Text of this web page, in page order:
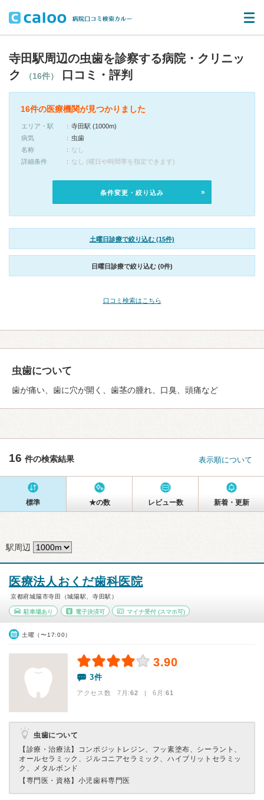
寺田駅周辺の虫歯を診察する病院・クリニッ
ク
（16件） 口コミ・評判
16件の医療機関が見つかりました
エリア・駅
寺田駅 (1000m)
病気
虫歯
名称
なし
詳細条件
なし (曜日や時間帯を指定できます)
条件変更・絞り込み
土曜日診療で絞り込む (15件)
日曜日診療で絞り込む (0件)
口コミ検索はこちら
虫歯について
歯が痛い、歯に穴が開く、歯茎の腫れ、口臭、頭痛など
16 件の検索結果 表示順について
標準 ★の数 レビュー数 新着・更新
駅周辺
医療法人おくだ歯科医院
京都府城陽市寺田（城陽駅、寺田駅）
駐車場あり 電子決済可 マイナ受付 (スマホ可)
土曜（〜17:00）
3.90
3件
アクセス数 7月:62 | 6月:61
虫歯について
【診療・治療法】 コンポジットレジン、フッ素塗布、シーラント、
オールセラミック、ジルコニアセラミック、ハイブリットセラミッ
ク、メタルボンド
【専門医・資格】 小児歯科専門医